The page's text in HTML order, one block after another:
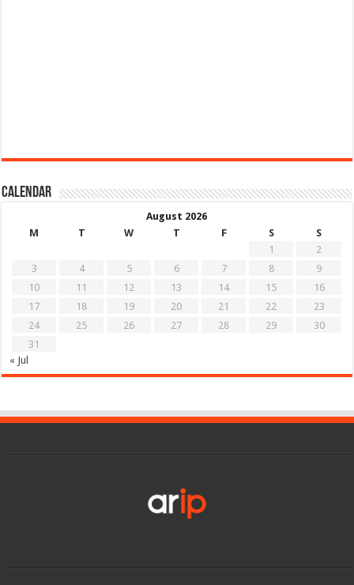
Calendar
August 2026
M
T W T F S
S
1
2
3
4 5 6 7 8
9
10
11 12 13 14 15
16
17
18 19 20 21 22
23
24
25 26 27 28 29
30
31
« Jul